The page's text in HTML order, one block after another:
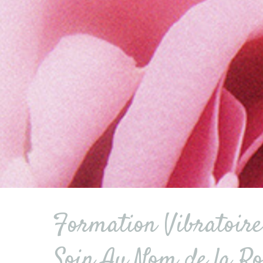
Formation Vibratoire